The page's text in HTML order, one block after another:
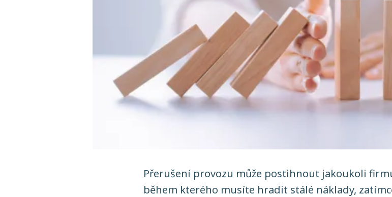
Přerušení provozu může postihnout jakoukoli
během kterého musíte hradit stálé náklady,